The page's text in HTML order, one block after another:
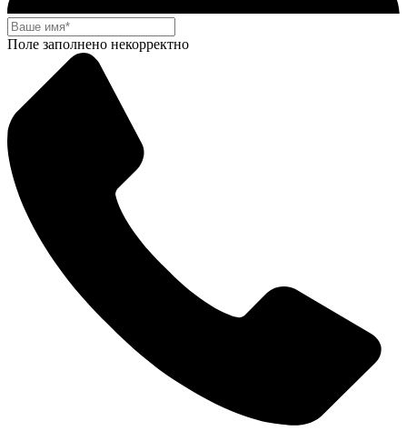
Поле заполнено некорректно